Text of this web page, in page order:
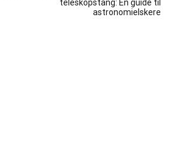
teleskopstang: En guide til
astronomielskere